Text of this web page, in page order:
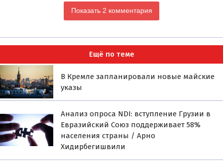
Показать 2 комментария
Ещё по теме
В Кремле запланировали новые майские
указы
Анализ опроса NDI: вступление Грузии в
Евразийский Союз поддерживает 58%
населения страны / Арно
Хидирбегишвили